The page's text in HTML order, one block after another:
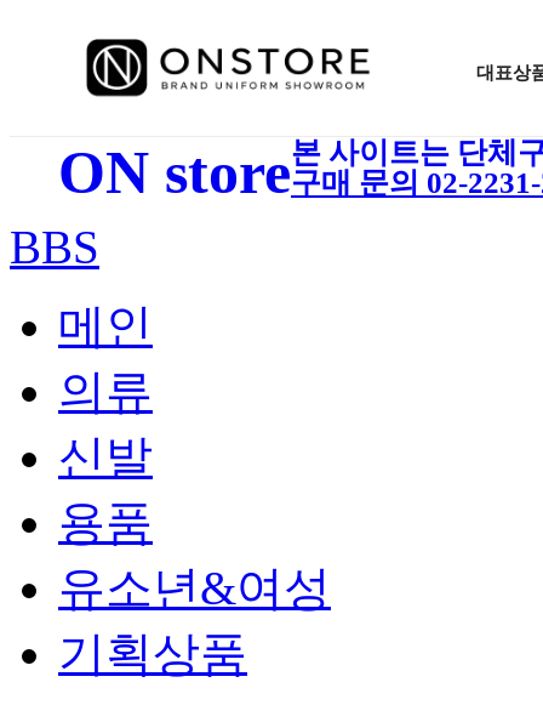
대표상
ON store본 사이트는 단체
구매 문의 02-
BBS
메인
의류
신발
용품
유소년&여성
기획상품